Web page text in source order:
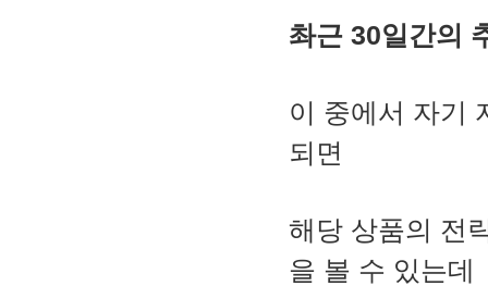
촤근 30일간의
이 중에서 자기
되면
해당 상품의 전
을 볼 수 있는데